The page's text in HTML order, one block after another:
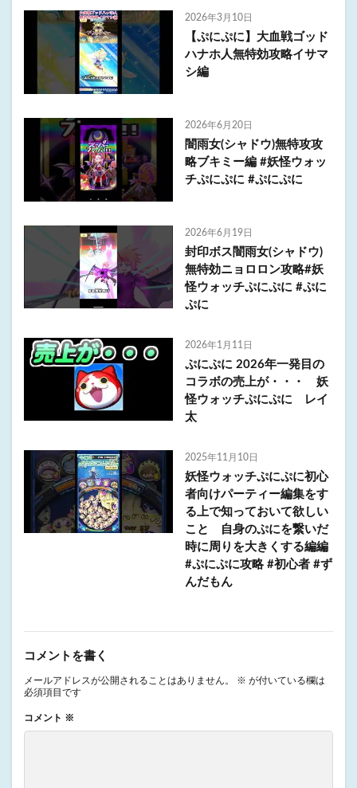
2026年3月10日
【ぷにぷに】大血戦ゴッド
ハナホ人無特効攻略イサマ
シ編
2026年6月20日
闇雨女(シャドウ)無特攻攻
略ブキミー編 #妖怪ウォッ
チぷにぷに #ぷにぷに
2026年6月19日
封印ボス闇雨女(シャドウ)
無特効ニョロロン攻略#妖
怪ウォッチぷにぷに #ぷに
ぷに
2026年1月11日
ぷにぷに 2026年一発目の
コラボの売上が・・・ 妖
怪ウォッチぷにぷに レイ
太
2025年11月10日
妖怪ウォッチぷにぷに初心
者向けパーティー編集をす
る上で知っておいて欲しい
こと 自身のぷにを繋いだ
時に周りを大きくする編編
#ぷにぷに攻略 #初心者 #ず
んだもん
コメントを書く
メールアドレスが公開されることはありません。 ※ が付いている欄は
必須項目です
コメント ※